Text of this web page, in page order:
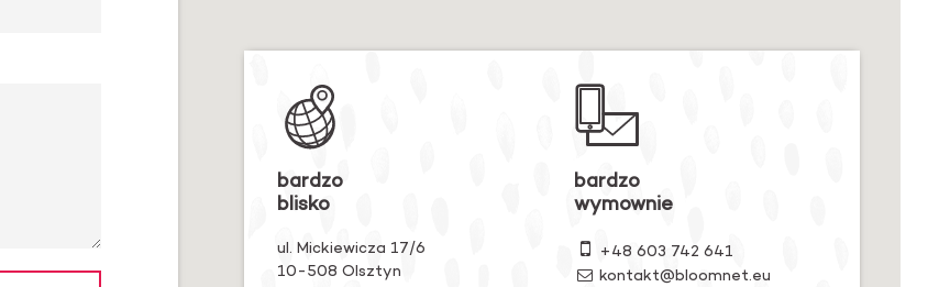
Dane
kontaktowe
bardzo
blisko
ul. Mickiewicza 17/6
10-508 Olsztyn
bardzo
wymownie
+48 603 742 641
kontakt@bloomnet.eu